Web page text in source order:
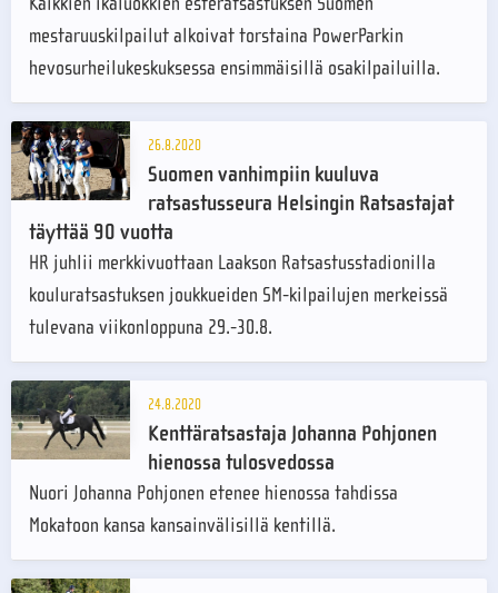
mestaruuskilpailut alkoivat torstaina PowerParkin
hevosurheilukeskuksessa ensimmäisillä osakilpailuilla.
26.8.2020
Suomen vanhimpiin kuuluva
ratsastusseura Helsingin Ratsastajat
täyttää 90 vuotta
HR juhlii merkkivuottaan Laakson Ratsastusstadionilla
kouluratsastuksen joukkueiden SM-kilpailujen merkeissä
tulevana viikonloppuna 29.-30.8.
24.8.2020
Kenttäratsastaja Johanna Pohjonen
hienossa tulosvedossa
Nuori Johanna Pohjonen etenee hienossa tahdissa
Mokatoon kansa kansainvälisillä kentillä.